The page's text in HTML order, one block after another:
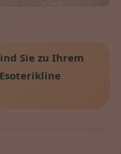
Sie zu Ihrem